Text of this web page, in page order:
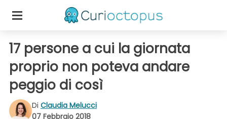
17 persone a cui la giornata
proprio non poteva andare
peggio di così
Di Claudia Melucci
07 Febbraio 2018